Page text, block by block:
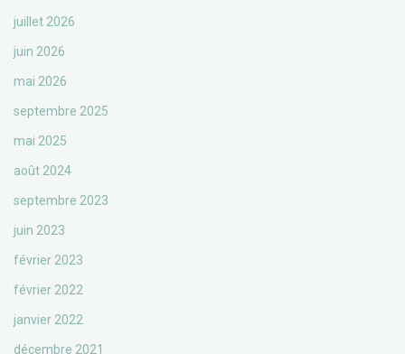
juillet 2026
juin 2026
mai 2026
septembre 2025
mai 2025
août 2024
septembre 2023
juin 2023
février 2023
février 2022
janvier 2022
décembre 2021